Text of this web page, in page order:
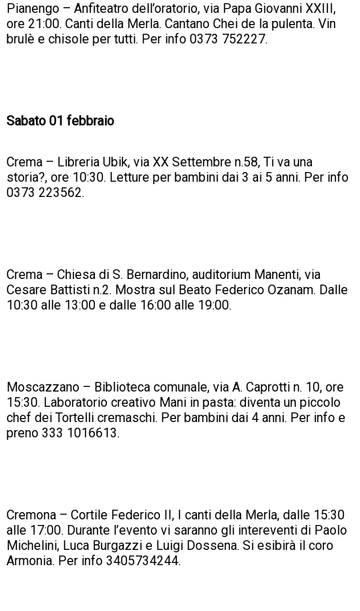
Pianengo – Anfiteatro dell’oratorio, via Papa Giovanni XXIII,
ore 21:00. Canti della Merla. Cantano Chei de la pulenta. Vin
brulè e chisole per tutti. Per info 0373 752227.
Sabato 01 febbraio
Crema – Libreria Ubik, via XX Settembre n.58, Ti va una
storia?, ore 10:30. Letture per bambini dai 3 ai 5 anni. Per info
0373 223562.
Crema – Chiesa di S. Bernardino, auditorium Manenti, via
Cesare Battisti n.2. Mostra sul Beato Federico Ozanam. Dalle
10:30 alle 13:00 e dalle 16:00 alle 19:00.
Moscazzano – Biblioteca comunale, via A. Caprotti n. 10, ore
15:30. Laboratorio creativo Mani in pasta: diventa un piccolo
chef dei Tortelli cremaschi. Per bambini dai 4 anni. Per info e
preno 333 1016613.
Cremona – Cortile Federico II, I canti della Merla, dalle 15:30
alle 17:00. Durante l’evento vi saranno gli intereventi di Paolo
Michelini, Luca Burgazzi e Luigi Dossena. Si esibirà il coro
Armonia. Per info 3405734244.